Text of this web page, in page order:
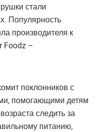
стали
Популярность
производителя к
Foodz –
поклонников с
помогающими детям
следить за
питанию,